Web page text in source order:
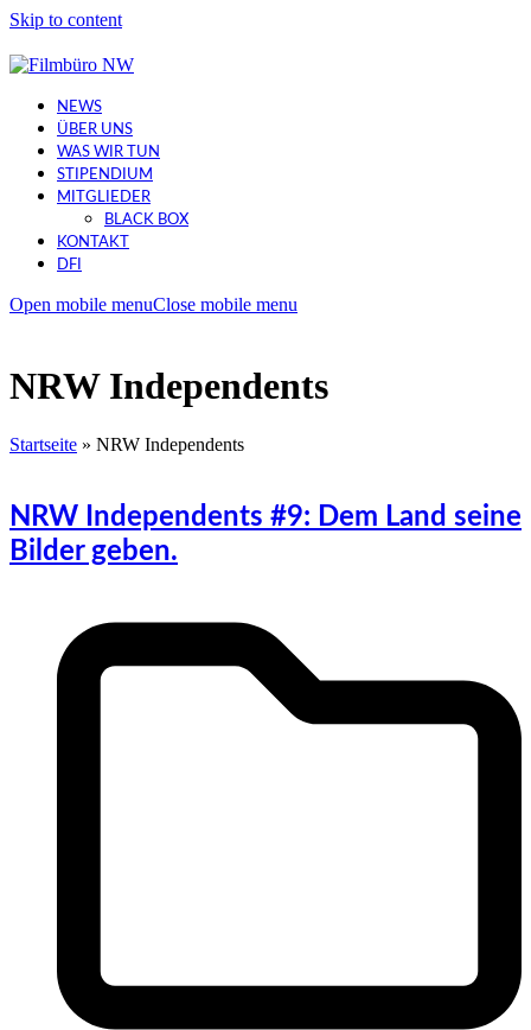
Skip to content
NEWS
ÜBER UNS
WAS WIR TUN
STIPENDIUM
MITGLIEDER
BLACK BOX
KONTAKT
DFI
Open mobile menuClose mobile menu
NRW Independents
Startseite » NRW Independents
NRW Independents #9: Dem Land seine
Bilder geben.